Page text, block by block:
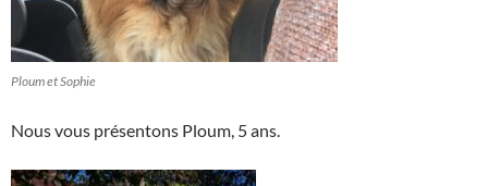
Ploum et Sophie
Nous vous présentons Ploum, 5 ans.